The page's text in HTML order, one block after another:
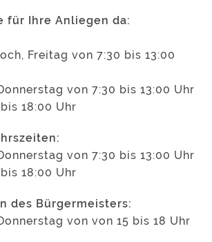
für Ihre Anliegen da:
Freitag von 7:30 bis 13:00
von 7:30 bis 13:00 Uhr
18:00 Uhr
von 7:30 bis 13:00 Uhr
18:00 Uhr
des Bürgermeisters:
von von 15 bis 18 Uhr